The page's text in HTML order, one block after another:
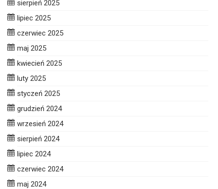
sierpień 2025
lipiec 2025
czerwiec 2025
maj 2025
kwiecień 2025
luty 2025
styczeń 2025
grudzień 2024
wrzesień 2024
sierpień 2024
lipiec 2024
czerwiec 2024
maj 2024